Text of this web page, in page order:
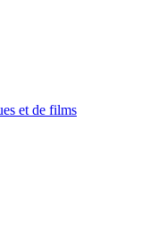
et de films